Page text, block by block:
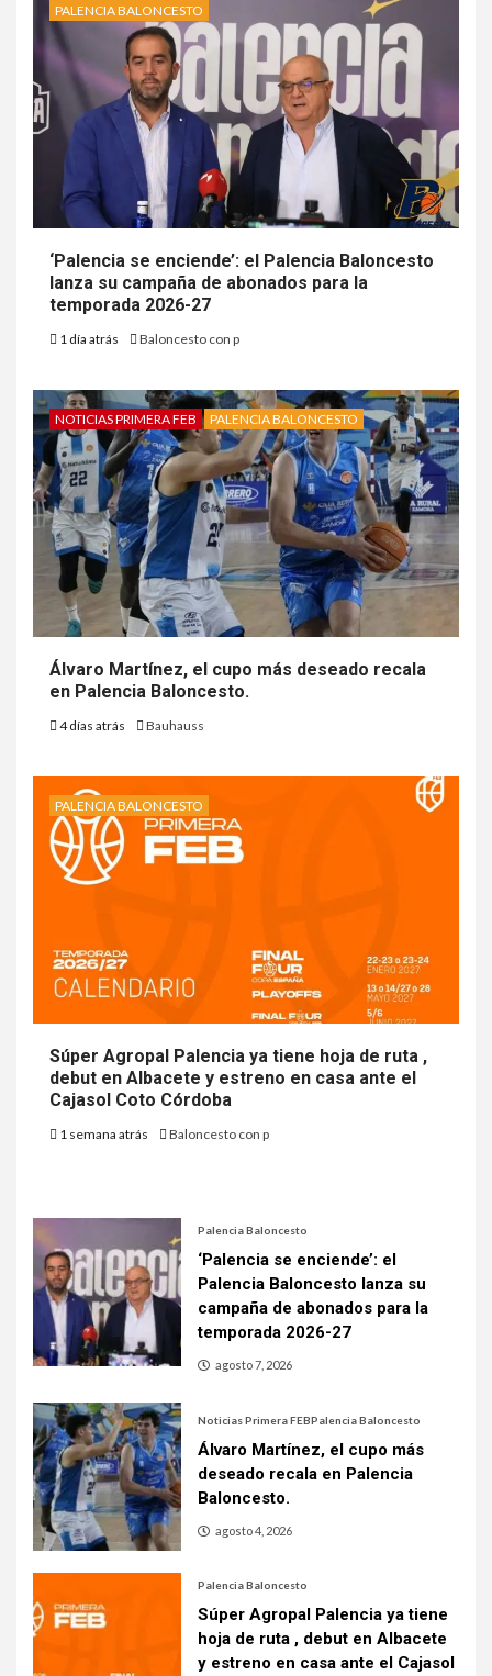
PALENCIA BALONCESTO
‘Palencia se enciende’: el Palencia Baloncesto
lanza su campaña de abonados para la
temporada 2026-27
1 día atrás Baloncesto con p
NOTICIAS PRIMERA FEB PALENCIA BALONCESTO
Álvaro Martínez, el cupo más deseado recala
en Palencia Baloncesto.
4 días atrás Bauhauss
PALENCIA BALONCESTO
Súper Agropal Palencia ya tiene hoja de ruta ,
debut en Albacete y estreno en casa ante el
Cajasol Coto Córdoba
1 semana atrás Baloncesto con p
Palencia Baloncesto
‘Palencia se enciende’: el
Palencia Baloncesto lanza su
campaña de abonados para la
temporada 2026-27
agosto 7, 2026
Noticias Primera FEBPalencia Baloncesto
Álvaro Martínez, el cupo más
deseado recala en Palencia
Baloncesto.
agosto 4, 2026
Palencia Baloncesto
Súper Agropal Palencia ya tiene
hoja de ruta , debut en Albacete
y estreno en casa ante el Cajasol